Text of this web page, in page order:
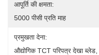
आपूर्ति की क्षमता:
5000 पीसी प्रति माह
प्रमुखता देना:
औद्योगिक TCT परिपत्र देखा ब्लेड